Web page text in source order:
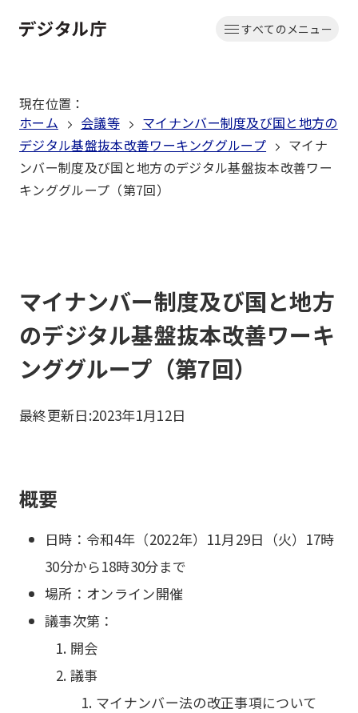
文
動
すべてのメニュー
現在位置 ：
ホーム
会議等
マイナンバー制度及び国と地方の
デジタル基盤抜本改善ワーキンググループ
マイナ
ンバー制度及び国と地方のデジタル基盤抜本改善ワー
キンググループ（第7回）
マイナンバー制度及び国と地方
のデジタル基盤抜本改善ワーキ
ンググループ（第7回）
最終更新日:2023年1月12日
概要
日時：令和4年（2022年）11月29日（火）17時
30分から18時30分まで
場所：オンライン開催
議事次第：
開会
議事
マイナンバー法の改正事項について